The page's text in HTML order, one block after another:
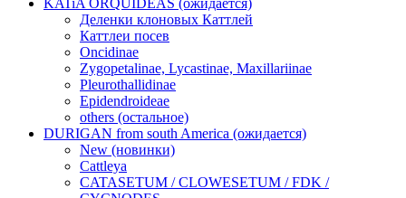
KATiA ORQUIDEAS (ожидается)
Деленки клоновых Каттлей
Каттлеи посев
Oncidinae
Zygopetalinae, Lycastinae, Maxillariinae
Pleurothallidinae
Epidendroideae
others (остальное)
DURIGAN from south America (ожидается)
New (новинки)
Cattleya
CATASETUM / CLOWESETUM / FDK /